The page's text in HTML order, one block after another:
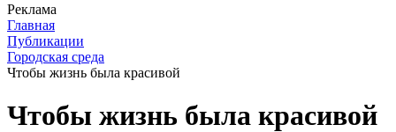
Реклама
Главная
Публикации
Городская среда
Чтобы жизнь была красивой
Чтобы жизнь была красивой